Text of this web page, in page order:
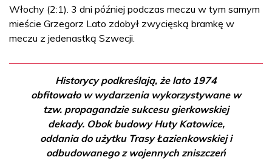
Włochy (2:1). 3 dni później podczas meczu w tym samym
mieście Grzegorz Lato zdobył zwycięską bramkę w
meczu z jedenastką Szwecji.
Historycy podkreślają, że lato 1974
obfitowało w wydarzenia wykorzystywane w
tzw. propagandzie sukcesu gierkowskiej
dekady. Obok budowy Huty Katowice,
oddania do użytku Trasy Łazienkowskiej i
odbudowanego z wojennych zniszczeń